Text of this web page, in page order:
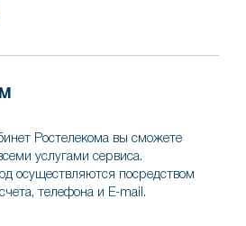
Ростелекома вы сможете
услугами сервиса.
осуществляются посредством
телефона и E-mail.